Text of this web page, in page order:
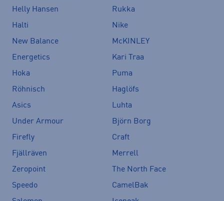
Helly Hansen
Rukka
Halti
Nike
New Balance
McKINLEY
Energetics
Kari Traa
Hoka
Puma
Röhnisch
Haglöfs
Asics
Luhta
Under Armour
Björn Borg
Firefly
Craft
Fjällräven
Merrell
Zeropoint
The North Face
Speedo
CamelBak